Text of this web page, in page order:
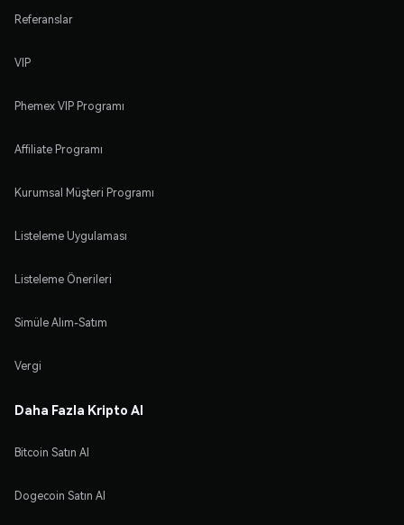
Referanslar
VIP
Phemex VIP Programı
Affiliate Programı
Kurumsal Müşteri Programı
Listeleme Uygulaması
Listeleme Önerileri
Simüle Alım-Satım
Vergi
Daha Fazla Kripto Al
Bitcoin Satın Al
Dogecoin Satın Al